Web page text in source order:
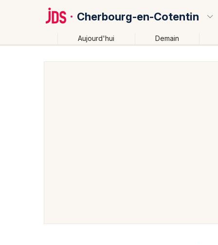
Cherbourg-en-Cotentin
Aujourd'hui Demain